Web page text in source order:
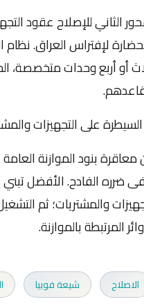
الثاني للإصلاح عقود
لإفتراس العراق.
أو أربع وحدات متخصصة،
على التجهيزات
معاقرة بنود الموازنة
ضرره الفادح. الأفضل تبني
والمشتريات؛ ثم
المرتبطة بالموازنة.
الاصلاح شيعة فوبيا